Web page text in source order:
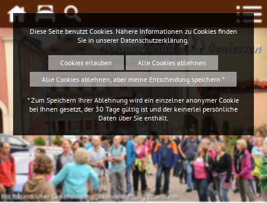
Schwarzwald Geniessen
Mit freundlicher Genehmigung Stadtverwaltung Ettenheim
Diese Seite benutzt Cookies. Nähere Informationen zu Cookies finden
Sie in unserer Datenschutzerklärung
Cookies erlauben
Alle Cookies ablehnen
Alle Cookies ablehnen, aber meine Entscheidung speichern *
* Zum Speichern Ihrer Ablehnung wird ein einzelner anonymer Cookie
bei Ihnen gesetzt, der 30 Tage gültig ist und der keinerlei persönliche
Daten über Sie enthält.